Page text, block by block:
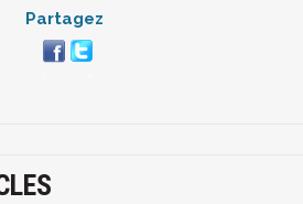
Partagez